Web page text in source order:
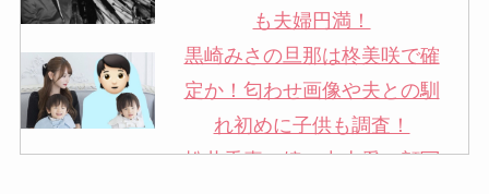
も夫婦円満！
黒崎みさの旦那は柊美咲で確
定か！匂わせ画像や夫との馴
れ初めに子供も調査！
松井秀喜の嫁・中山愛の顔写